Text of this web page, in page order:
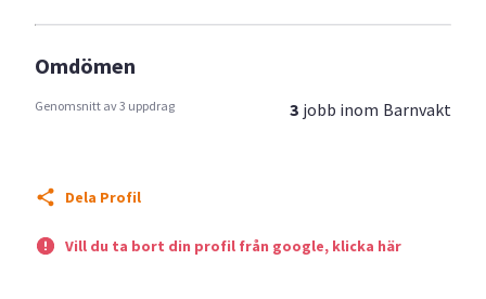
Omdömen
Genomsnitt av 3 uppdrag 3 jobb inom Barnvakt
Dela Profil
Vill du ta bort din profil från google, klicka här